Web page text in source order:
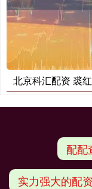
北京科汇配资 裘
配配
实力强大的配